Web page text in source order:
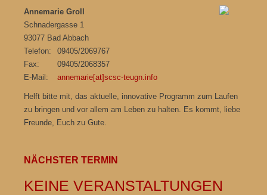
Annemarie Groll
Schnadergasse 1
93077 Bad Abbach
Telefon:
09405/2069767
Fax:
09405/2068357
E-Mail:
annemarie[at]scsc-teugn.info
Helft bitte mit, das aktuelle, innovative Programm zum Laufen
zu bringen und vor allem am Leben zu halten. Es kommt, liebe
Freunde, Euch zu Gute.
NÄCHSTER TERMIN
KEINE VERANSTALTUNGEN